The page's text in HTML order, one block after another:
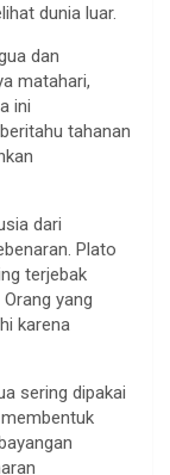
dunia luar.
dan
matahari,
ini
tahanan
dari
Plato
terjebak
yang
karena
sering dipakai